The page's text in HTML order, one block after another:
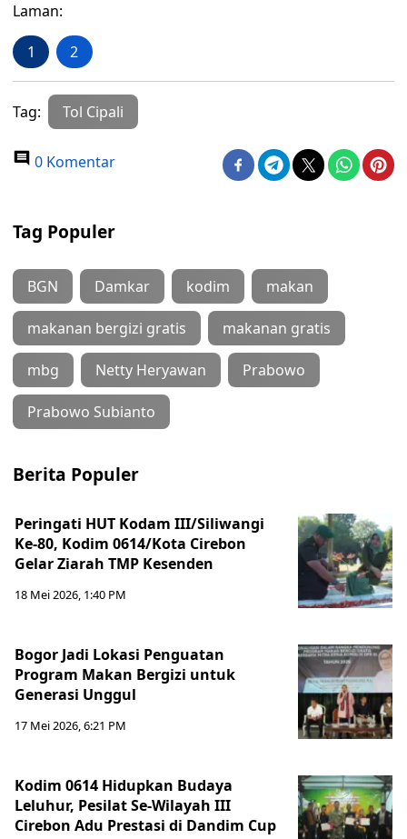
Laman:
1 2
Tag: Tol Cipali
0 Komentar
Tag Populer
BGN Damkar kodim makan
makanan bergizi gratis makanan gratis
mbg Netty Heryawan Prabowo
Prabowo Subianto
Berita Populer
Peringati HUT Kodam III/Siliwangi
Ke-80, Kodim 0614/Kota Cirebon
Gelar Ziarah TMP Kesenden
18 Mei 2026, 1:40 PM
Bogor Jadi Lokasi Penguatan
Program Makan Bergizi untuk
Generasi Unggul
17 Mei 2026, 6:21 PM
Kodim 0614 Hidupkan Budaya
Leluhur, Pesilat Se-Wilayah III
Cirebon Adu Prestasi di Dandim Cup